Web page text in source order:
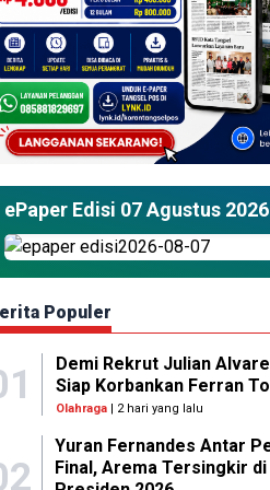
ePaper Edisi 07 Agustus 2026
Populer
Demi Rekrut Julian
Siap Korbankan Ferran
Olahraga| 2 hari yang lalu
Yuran Fernandes Antar
Final, Arema Tersingkir